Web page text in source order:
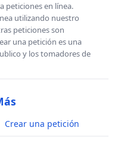
peticiones en línea.
utilizando nuestro
peticiones son
una petición es una
y los tomadores de
Crear una petición